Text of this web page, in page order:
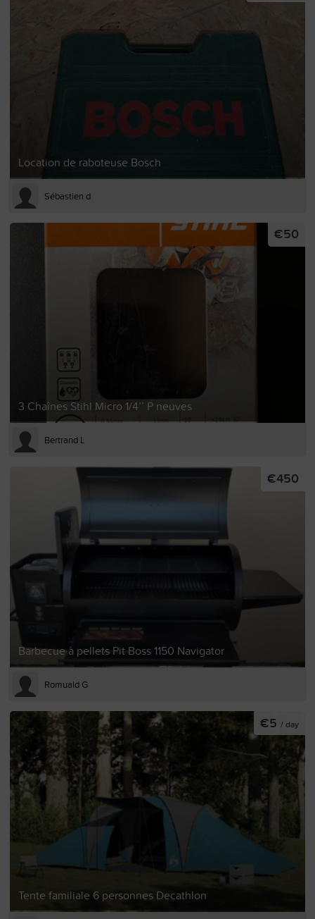
Location de raboteuse Bosch
Sébastien d
3 Chaînes Stihl Micro 1/4’’ P neuves
€50
Bertrand L
Barbecue à pellets Pit Boss 1150 Navigator
€450
Romuald G
Tente familiale 6 personnes Decathlon
€5 / day